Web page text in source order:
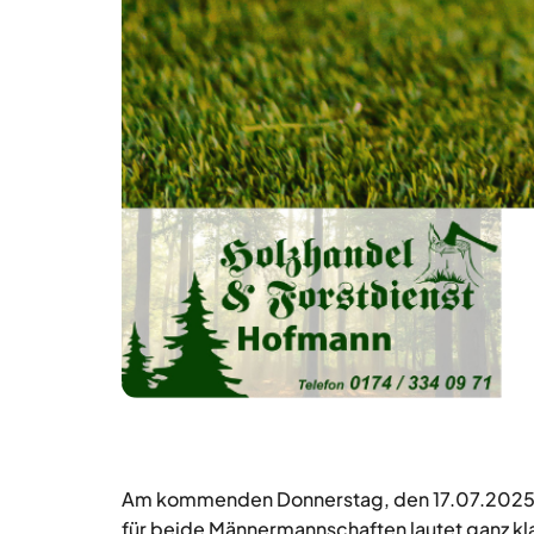
Am kommenden Donnerstag, den